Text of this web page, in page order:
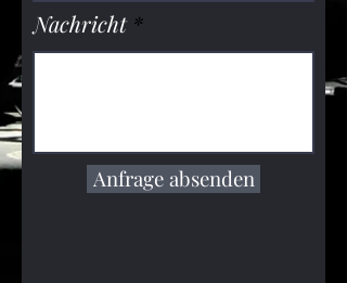
Nachricht
Anfrage absenden